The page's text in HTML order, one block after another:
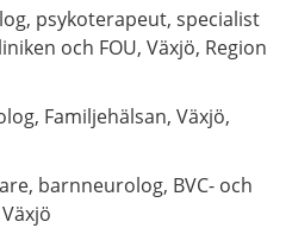
psykoterapeut, specialist
och FOU, Växjö, Region
Familjehälsan, Växjö,
barnneurolog, BVC- och
Växjö